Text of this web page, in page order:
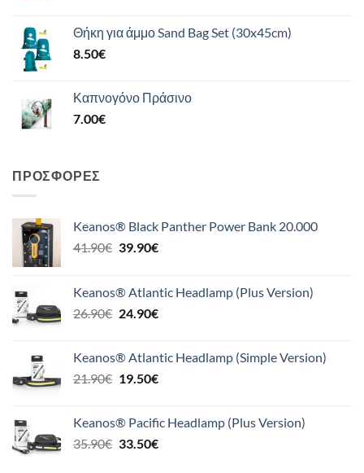
Θήκη για άμμο Sand Bag Set (30x45cm)
8.50€
Καπνογόνο Πράσινο
7.00€
ΠΡΟΣΦΟΡΈΣ
Keanos® Black Panther Power Bank 20.000
41.90€ Original
41.90€.
39.90€Η
είναι:
39.90€.
Keanos® Atlantic Headlamp (Plus Version)
26.90€ Original
26.90€.
24.90€Η
είναι:
24.90€.
Keanos® Atlantic Headlamp (Simple Version)
21.90€ Original
21.90€.
19.50€Η
είναι:
19.50€.
Keanos® Pacific Headlamp (Plus Version)
35.90€ Original
33.50€Η